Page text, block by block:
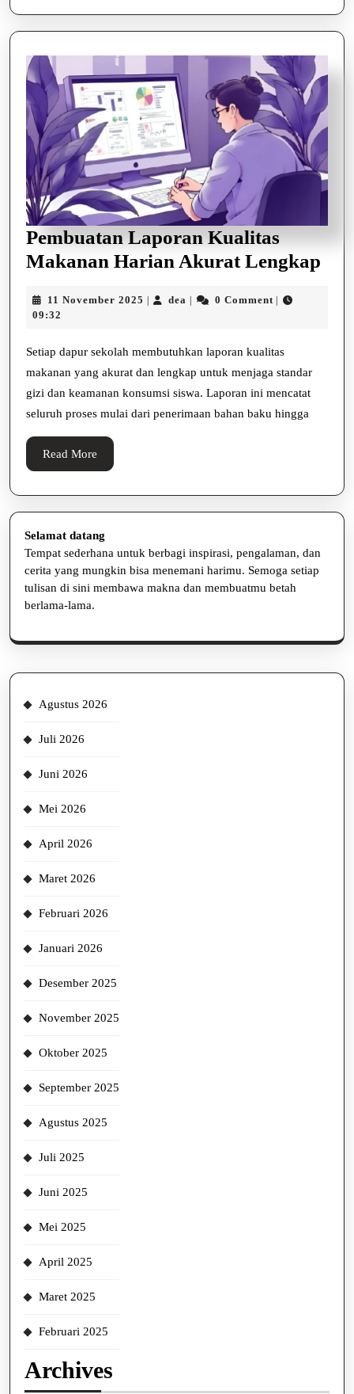
Pembuatan Laporan Kualitas
Makanan Harian Akurat Lengkap
11 November 2025 11
dea dea 0 Comment
09:32
Setiap dapur sekolah membutuhkan laporan kualitas
makanan yang akurat dan lengkap untuk menjaga standar
gizi dan keamanan konsumsi siswa. Laporan ini mencatat
seluruh proses mulai dari penerimaan bahan baku hingga
Read More
More
Selamat datang
Tempat sederhana untuk berbagi inspirasi, pengalaman, dan
cerita yang mungkin bisa menemani harimu. Semoga setiap
tulisan di sini membawa makna dan membuatmu betah
berlama-lama.
Agustus 2026
Juli 2026
Juni 2026
Mei 2026
April 2026
Maret 2026
Februari 2026
Januari 2026
Desember 2025
November 2025
Oktober 2025
September 2025
Agustus 2025
Juli 2025
Juni 2025
Mei 2025
April 2025
Maret 2025
Februari 2025
Archives